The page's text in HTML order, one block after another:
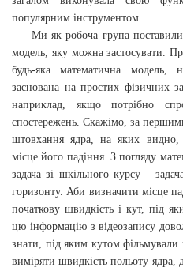
популярним інструментом.
Ми як робоча група поставили
модель, яку можна застосувати.
будь-яка математична модель,
заснована на простих фізичних
наприклад, якщо потрібно
спостережень. Скажімо, за
штовхання ядра, на яких видно,
місце його падіння. З погляду
задача зі шкільного курсу –
горизонту. Аби визначити місце
початкову швидкість і кут, під
цю інформацію з відеозапису
знати, під яким кутом фільмували
виміряти швидкість польоту ядра,